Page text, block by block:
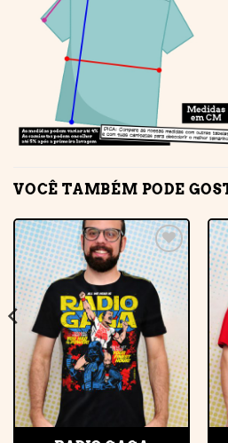
VOCÊ TAMBÉM PODE
Adicionar
à lista de
desejos